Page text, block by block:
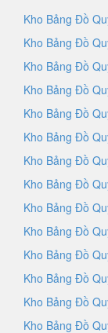
Kho Bảng Đồ
Kho Bảng Đồ
Kho Bảng Đồ
Kho Bảng Đồ
Kho Bảng Đồ
Kho Bảng Đồ
Kho Bảng Đồ
Kho Bảng Đồ
Kho Bảng Đồ
Kho Bảng Đồ
Kho Bảng Đồ
Kho Bảng Đồ
Kho Bảng Đồ
Kho Bảng Đồ